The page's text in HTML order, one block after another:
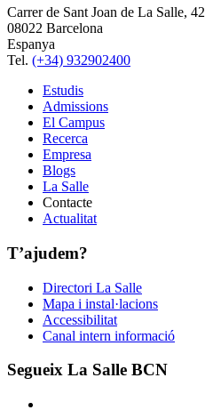
Carrer de Sant Joan de La Salle, 42
08022 Barcelona
Espanya
Tel. (+34) 932902400
Estudis
Admissions
El Campus
Recerca
Empresa
Blogs
La Salle
Contacte
Actualitat
T’ajudem?
Directori La Salle
Mapa i instal·lacions
Accessibilitat
Canal intern informació
Segueix La Salle BCN